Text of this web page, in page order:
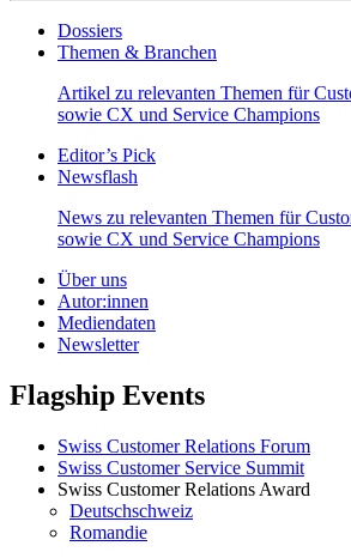
Dossiers
Themen & Branchen
Artikel zu relevanten Themen für
sowie CX und Service Champions
Editor’s Pick
Newsflash
News zu relevanten Themen für
sowie CX und Service Champions
Über uns
Autor:innen
Mediendaten
Newsletter
Flagship Events
Swiss Customer Relations Forum
Swiss Customer Service Summit
Swiss Customer Relations Award
Deutschschweiz
Romandie